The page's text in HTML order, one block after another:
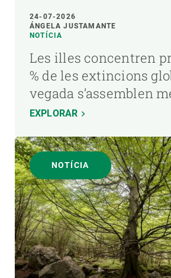
24-07-2026
ÁNGELA JUSTAMANTE
NOTÍCIA
Les illes concentren
% de les extincions
vegada s’assemblen
EXPLORAR
NOTÍCIA